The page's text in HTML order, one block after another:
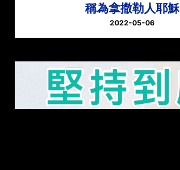
稱為拿撒勒人耶穌
2022-05-06